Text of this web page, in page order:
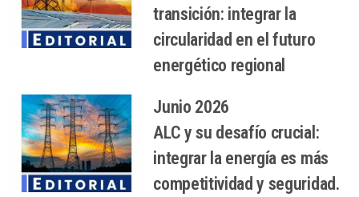
transición: integrar la
circularidad en el futuro
energético regional
Junio 2026
ALC y su desafío crucial:
integrar la energía es más
competitividad y seguridad.